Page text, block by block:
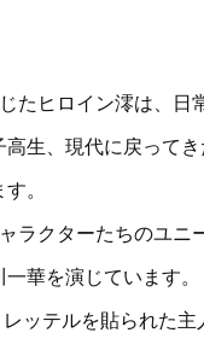
たヒロイン澪は、日
生、現代に戻って
。
ラクターたちのユニ
華を演じています。
ッテルを貼られた主